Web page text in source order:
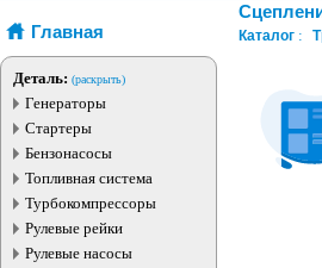
Главная
Деталь: (раскрыть)
Генераторы
Стартеры
Бензонасосы
Топливная система
Турбокомпрессоры
Рулевые рейки
Рулевые насосы
Каталог